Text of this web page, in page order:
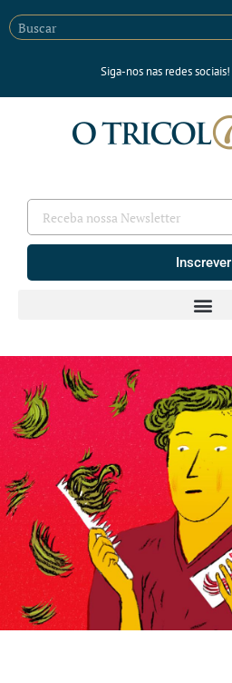
Siga-nos nas redes sociais!
Inscrever